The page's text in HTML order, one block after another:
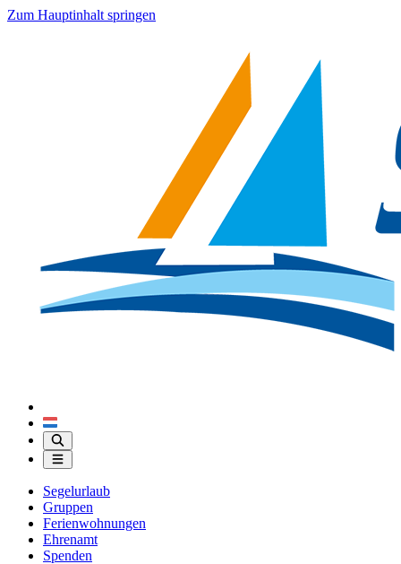
Zum Hauptinhalt springen
Segelurlaub
Gruppen
Ferienwohnungen
Ehrenamt
Spenden